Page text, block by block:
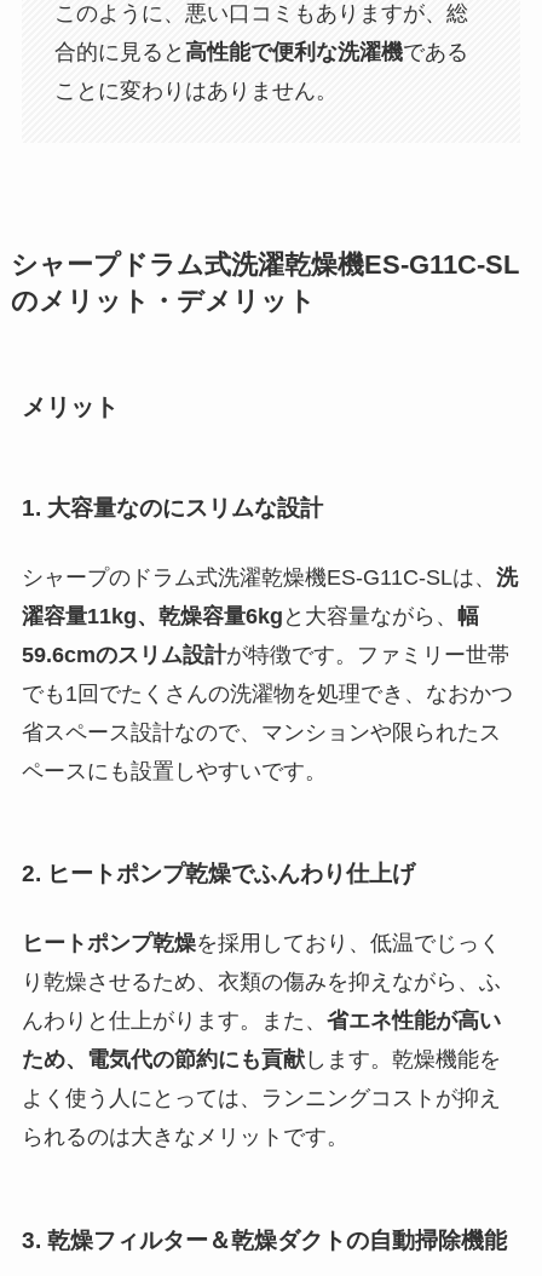
このように、悪い口コミもありますが、総
合的に見ると 高性能で便利な洗濯機である
ことに変わりはありません。
シャープドラム式洗濯乾燥機ES-G11C-SL
のメリット・デメリット
メリット
1. 大容量なのにスリムな設計
シャープのドラム式洗濯乾燥機ES-G11C-SLは、 洗
濯容量11kg、乾燥容量6kg と大容量ながら、 幅
59.6cmのスリム設計が特徴です。ファミリー世帯
でも1回でたくさんの洗濯物を処理でき、なおかつ
省スペース設計なので、マンションや限られたス
ペースにも設置しやすいです。
2. ヒートポンプ乾燥でふんわり仕上げ
ヒートポンプ乾燥を採用しており、低温でじっく
り乾燥させるため、衣類の傷みを抑えながら、ふ
んわりと仕上がります。また、 省エネ性能が高い
ため、電気代の節約にも貢献します。乾燥機能を
よく使う人にとっては、ランニングコストが抑え
られるのは大きなメリットです。
3. 乾燥フィルター＆乾燥ダクトの自動掃除機能